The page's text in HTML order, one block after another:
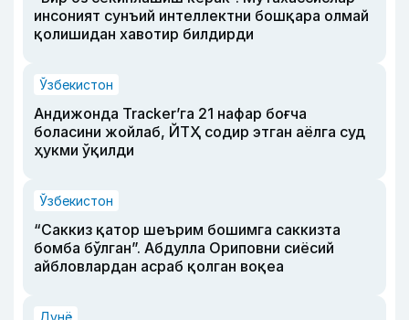
инсоният сунъий интеллектни бошқара олмай
қолишидан хавотир билдирди
Ўзбекистон
Андижонда Tracker’га 21 нафар боғча
боласини жойлаб, ЙТҲ содир этган аёлга суд
ҳукми ўқилди
Ўзбекистон
“Саккиз қатор шеърим бошимга саккизта
бомба бўлган”. Абдулла Ориповни сиёсий
айбловлардан асраб қолган воқеа
Дунё